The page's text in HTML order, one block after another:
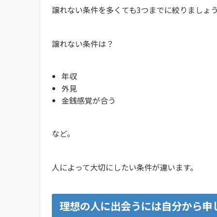
譲れない条件を多くても3つまでに絞りましょ
譲れない条件は？
年収
外見
金銭感覚が合う
など。
人によって大切にしたい条件が違います。
理想の人に出会うには自分から申